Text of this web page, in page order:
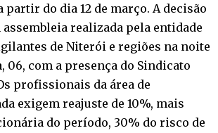
do dia 12 de março. A decisão
realizada pela entidade
de Niterói e regiões na noite
06, com a presença do Sindicato
profissionais da área de
exigem reajuste de 10%, mais
do período, 30% do risco de